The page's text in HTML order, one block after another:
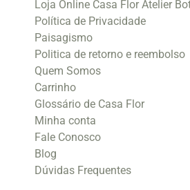
Loja Online Casa Flor Atelier
Política de Privacidade
Paisagismo
Politica de retorno e reembolso
Quem Somos
Carrinho
Glossário de Casa Flor
Minha conta
Fale Conosco
Blog
Dúvidas Frequentes